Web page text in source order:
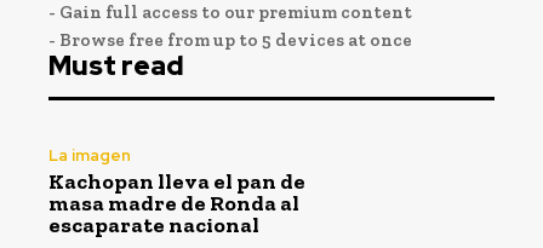
- Gain full access to our premium content
- Browse free from up to 5 devices at once
Must read
La imagen
Kachopan lleva el pan de
masa madre de Ronda al
escaparate nacional